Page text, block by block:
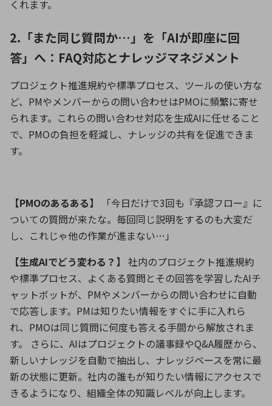
くれます。
2.「また同じ質問か…」を「AIが即座に回
答」へ：FAQ対応とナレッジマネジメント
プロジェクト推進規約や標準プロセス、ツールの使い方な
ど、 PMやメンバーからの問い合わせはPMOに頻繁に寄せ
られます。これらの問い合わせ対応を生成AIに任せること
で、 PMOの負担を軽減し、ナレッジの共有を促進できま
す。
【PMOのあるある】 「今日だけで3回も『承認フロー』に
ついての質問が来たな。毎回同じ説明をするのも大変だ
し、これじゃ他の作業が進まない… 」
【生成AIでどう変わる？】 社内のプロジェクト推進規約
や標準プロセス、よくある質問とその回答を学習したAIチ
ャットボットが、 PMやメンバーからの問い合わせに自動
で応答します。 PMは知りたい情報をすぐに手に入れら
れ、 PMOは同じ質問に何度も答える手間から解放されま
す。 さらに、 AIはプロジェクトの議事録やQ&A履歴から、
新しいナレッジを自動で抽出し、ナレッジベースを常に最
新の状態に更新。社内の誰もが知りたい情報にアクセスで
きるようになり、組織全体の知識レベルが向上します。